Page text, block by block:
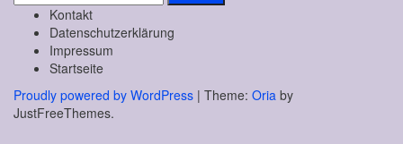
nach: Kontakt
Datenschutzerklärung
Impressum
Startseite
Proudly powered by WordPress | Theme: Oria by
JustFreeThemes.